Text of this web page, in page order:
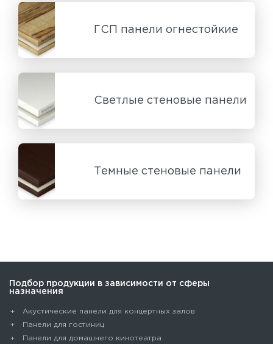
ГСП панели огнестойкие
Светлые стеновые панели
Темные стеновые панели
Подбор продукции в зависимости от сферы
назначения
Акустические панели для концертных залов
Панели для гостиниц
Панели для домашнего кинотеатра